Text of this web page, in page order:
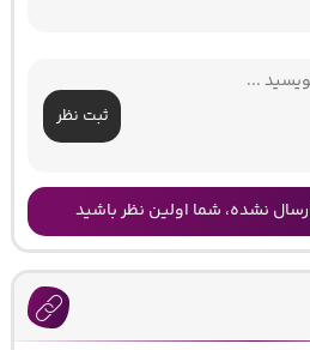
ثبت نظر
نشده، شما اولین نظر باشید